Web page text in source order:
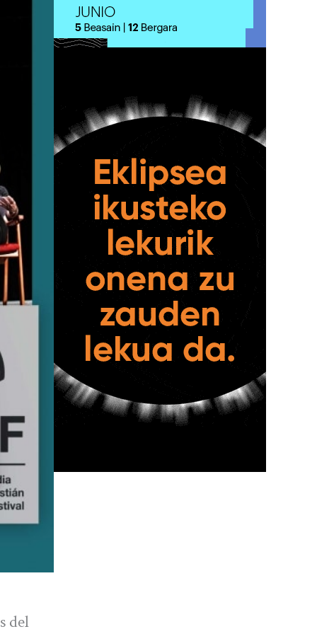
del